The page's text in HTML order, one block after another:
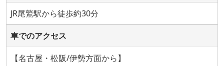
JR尾鷲駅から徒歩約30分
車でのアクセス
【名古屋・松阪/伊勢方面から】